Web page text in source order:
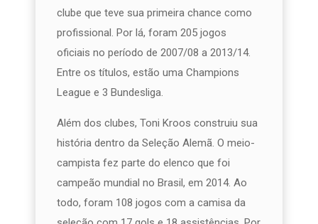
clube que teve sua primeira chance como
profissional. Por lá, foram 205 jogos
oficiais no período de 2007/08 a 2013/14.
Entre os títulos, estão uma Champions
League e 3 Bundesliga.
Além dos clubes, Toni Kroos construiu sua
história dentro da Seleção Alemã. O meio-
campista fez parte do elenco que foi
campeão mundial no Brasil, em 2014. Ao
todo, foram 108 jogos com a camisa da